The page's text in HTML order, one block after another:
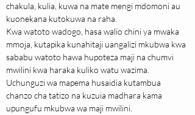
chakula, kulia, kuwa na mate mengi mdomoni au
kuonekana kutokuwa na raha.
Kwa watoto wadogo, hasa walio chini ya mwaka
mmoja, kutapika kunahitaji uangalizi mkubwa kwa
sababu watoto hawa hupoteza maji na chumvi
mwilini kwa haraka kuliko watu wazima.
Uchunguzi wa mapema husaidia kutambua
chanzo cha tatizo na kuzuia madhara kama
upungufu mkubwa wa maji mwilini.